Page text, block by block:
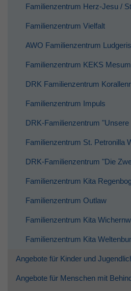
Familienzentrum Herz-Jesu /
Familienzentrum Vielfalt
AWO Familienzentrum
Familienzentrum KEKS Mesum
DRK Familienzentrum
Familienzentrum Impuls
DRK-Familienzentrum
Familienzentrum St. Petronilla
DRK-Familienzentrum "Die
Familienzentrum Kita
Familienzentrum Outlaw
Familienzentrum Kita
Familienzentrum Kita
Angebote für Kinder und
Angebote für Menschen mit